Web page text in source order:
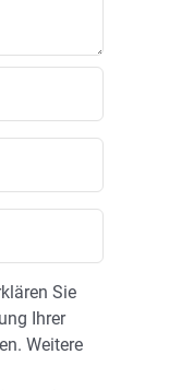
Sie
Ihrer
Weitere